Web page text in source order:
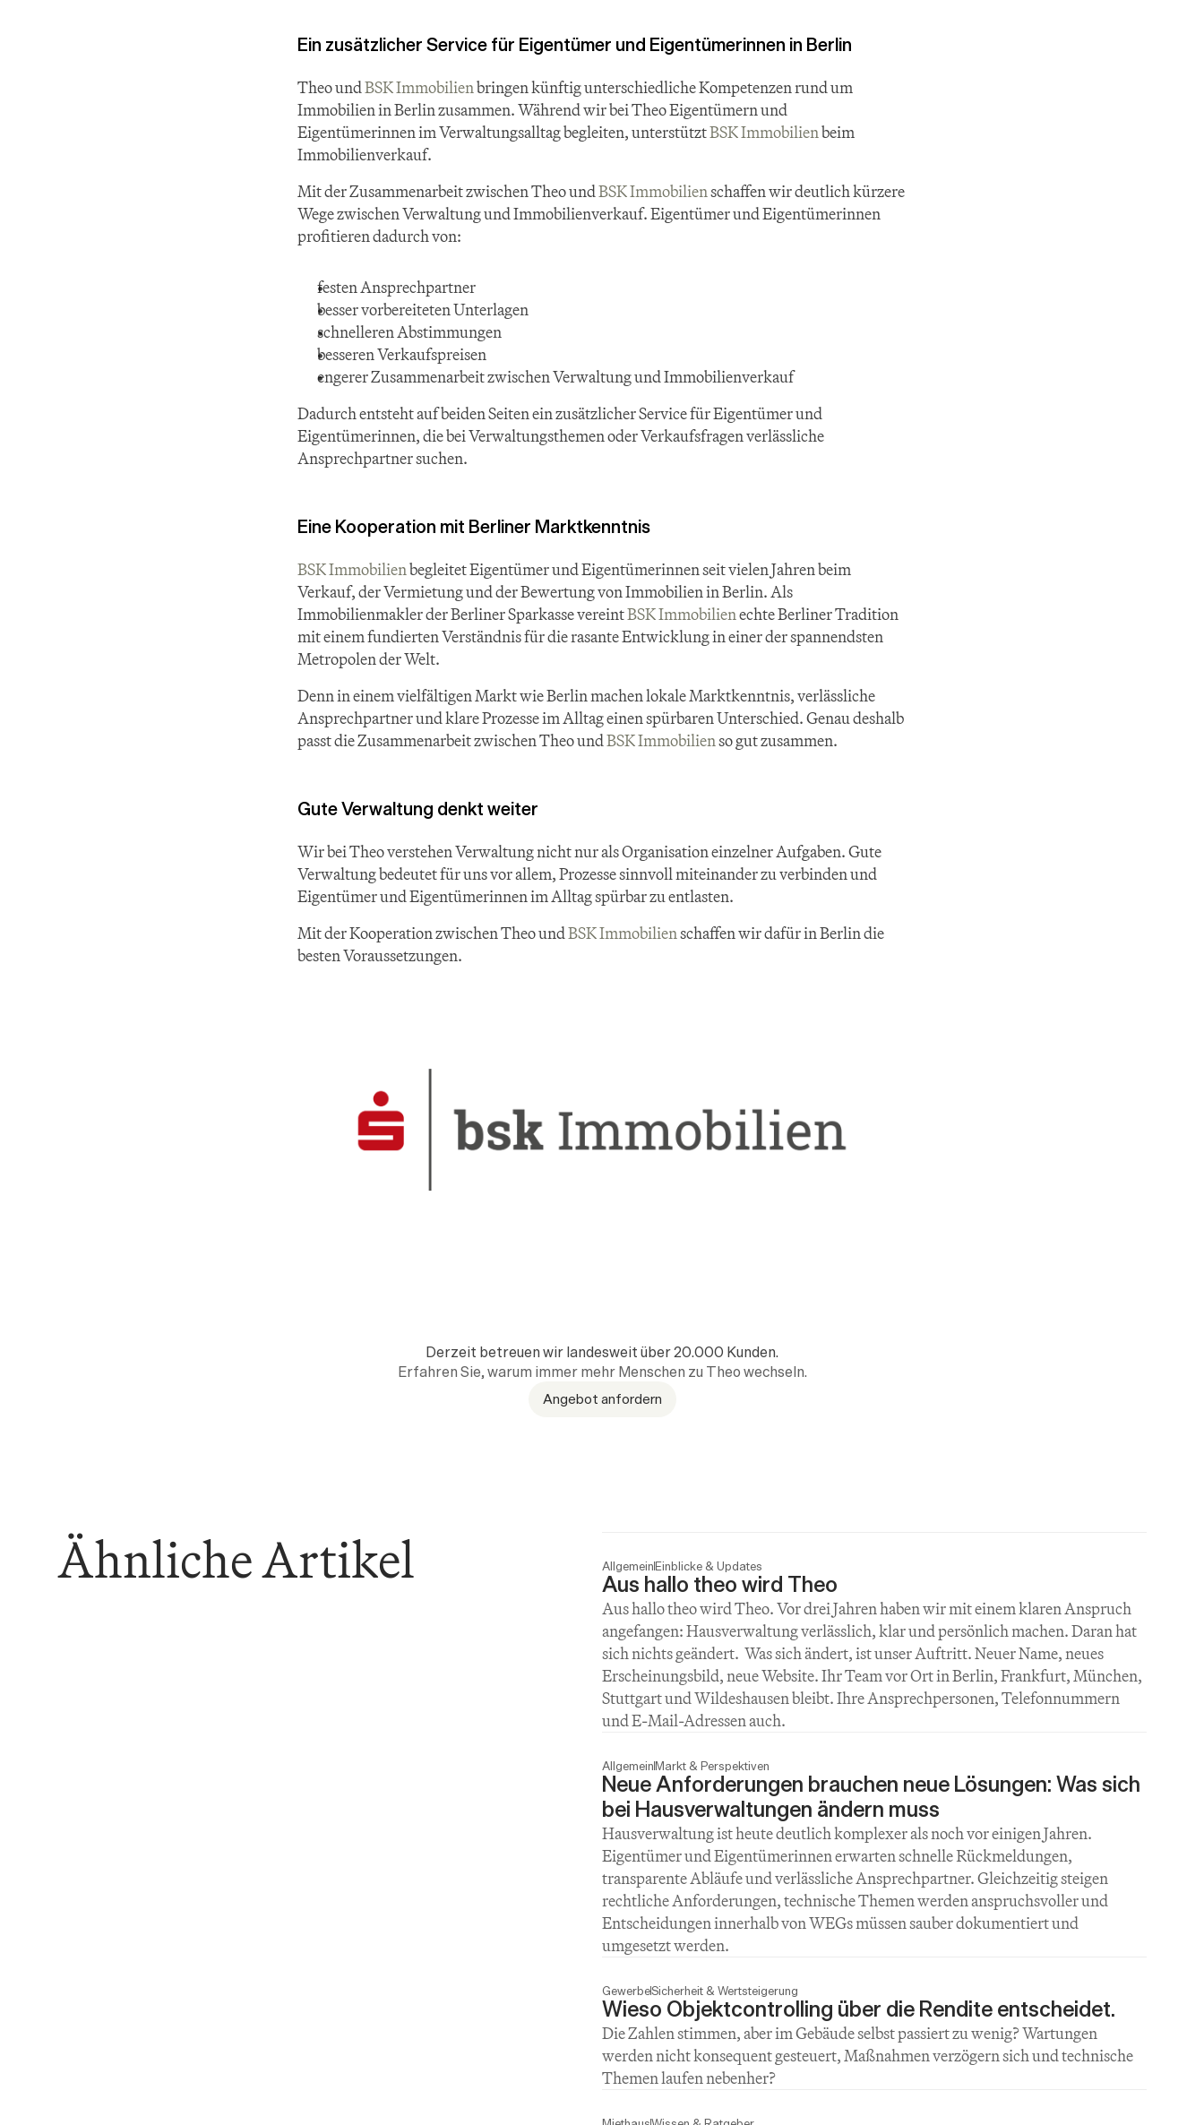
Ein zusätzlicher Service für Eigentümer und Eigentümerinnen in Berlin
Theo und BSK Immobilien bringen künftig unterschiedliche Kompetenzen rund um
Immobilien in Berlin zusammen. Während wir bei Theo Eigentümern und
Eigentümerinnen im Verwaltungsalltag begleiten, unterstützt BSK Immobilien beim
Immobilienverkauf.
Mit der Zusammenarbeit zwischen Theo und BSK Immobilien schaffen wir deutlich kürzere
Wege zwischen Verwaltung und Immobilienverkauf. Eigentümer und Eigentümerinnen
profitieren dadurch von:
festen Ansprechpartner
besser vorbereiteten Unterlagen
schnelleren Abstimmungen
besseren Verkaufspreisen
engerer Zusammenarbeit zwischen Verwaltung und Immobilienverkauf
Dadurch entsteht auf beiden Seiten ein zusätzlicher Service für Eigentümer und
Eigentümerinnen, die bei Verwaltungsthemen oder Verkaufsfragen verlässliche
Ansprechpartner suchen.
Eine Kooperation mit Berliner Marktkenntnis
BSK Immobilien begleitet Eigentümer und Eigentümerinnen seit vielen Jahren beim
Verkauf, der Vermietung und der Bewertung von Immobilien in Berlin. Als
Immobilienmakler der Berliner Sparkasse vereint BSK Immobilien echte Berliner Tradition
mit einem fundierten Verständnis für die rasante Entwicklung in einer der spannendsten
Metropolen der Welt.
Denn in einem vielfältigen Markt wie Berlin machen lokale Marktkenntnis, verlässliche
Ansprechpartner und klare Prozesse im Alltag einen spürbaren Unterschied. Genau deshalb
passt die Zusammenarbeit zwischen Theo und BSK Immobilien so gut zusammen.
Gute Verwaltung denkt weiter
Wir bei Theo verstehen Verwaltung nicht nur als Organisation einzelner Aufgaben. Gute
Verwaltung bedeutet für uns vor allem, Prozesse sinnvoll miteinander zu verbinden und
Eigentümer und Eigentümerinnen im Alltag spürbar zu entlasten.
Mit der Kooperation zwischen Theo und BSK Immobilien schaffen wir dafür in Berlin die
besten Voraussetzungen.
Derzeit betreuen wir landesweit über 20.000 Kunden.
Erfahren Sie, warum immer mehr Menschen zu Theo wechseln.
Angebot anfordern
Ähnliche Artikel Allgemein Einblicke & Updates
Aus hallo theo wird Theo
Aus hallo theo wird Theo. Vor drei Jahren haben wir mit einem klaren Anspruch
angefangen: Hausverwaltung verlässlich, klar und persönlich machen. Daran hat
sich nichts geändert.  Was sich ändert, ist unser Auftritt. Neuer Name, neues
Erscheinungsbild, neue Website. Ihr Team vor Ort in Berlin, Frankfurt, München,
Stuttgart und Wildeshausen bleibt. Ihre Ansprechpersonen, Telefonnummern
und E-Mail-Adressen auch.
Allgemein Markt & Perspektiven
Neue Anforderungen brauchen neue Lösungen: Was sich
bei Hausverwaltungen ändern muss
Hausverwaltung ist heute deutlich komplexer als noch vor einigen Jahren.
Eigentümer und Eigentümerinnen erwarten schnelle Rückmeldungen,
transparente Abläufe und verlässliche Ansprechpartner. Gleichzeitig steigen
rechtliche Anforderungen, technische Themen werden anspruchsvoller und
Entscheidungen innerhalb von WEGs müssen sauber dokumentiert und
umgesetzt werden.
GewerbeSicherheit & Wertsteigerung
Wieso Objektcontrolling über die Rendite entscheidet.
Die Zahlen stimmen, aber im Gebäude selbst passiert zu wenig? Wartungen
werden nicht konsequent gesteuert, Maßnahmen verzögern sich und technische
Themen laufen nebenher?